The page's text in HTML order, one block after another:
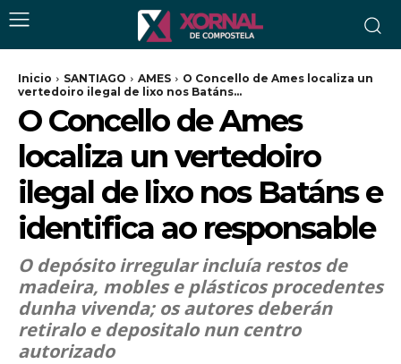
Inicio SANTIAGO AMES
O Concello de Ames localiza un
vertedoiro ilegal de lixo nos Batáns...
O Concello de Ames
localiza un vertedoiro
ilegal de lixo nos Batáns e
identifica ao responsable
O depósito irregular incluía restos de
madeira, mobles e plásticos procedentes
dunha vivenda; os autores deberán
retiralo e depositalo nun centro
autorizado